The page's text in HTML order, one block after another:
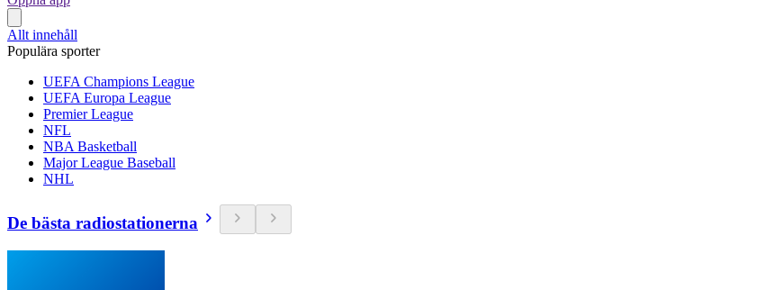
Allt innehåll
Populära sporter
UEFA Champions League
UEFA Europa League
Premier League
NFL
NBA Basketball
Major League Baseball
NHL
De bästa radiostationerna